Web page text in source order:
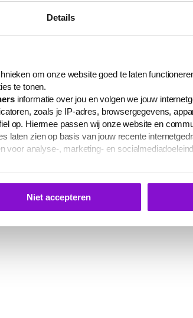
Details
om onze website goed te laten
te tonen.
informatie over jou en volgen we jouw
zoals je IP-adres, browsergegevens,
op. Hiermee passen wij onze website en
laten zien op basis van jouw recente
voor analyse-, marketing- en
'Details' in deze cookiemelding. Hieronder kun
advertenties te laten zien.
of intrekken viadeze link, het Cookiebot-logo
Niet accepteren